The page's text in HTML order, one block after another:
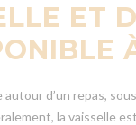
ET
d’un repas,
la vaisselle